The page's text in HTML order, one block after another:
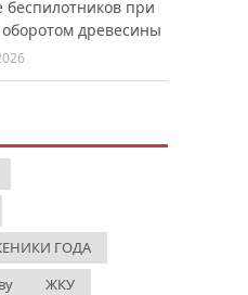
при
оборотом древесины
ГОДА
ЖКУ